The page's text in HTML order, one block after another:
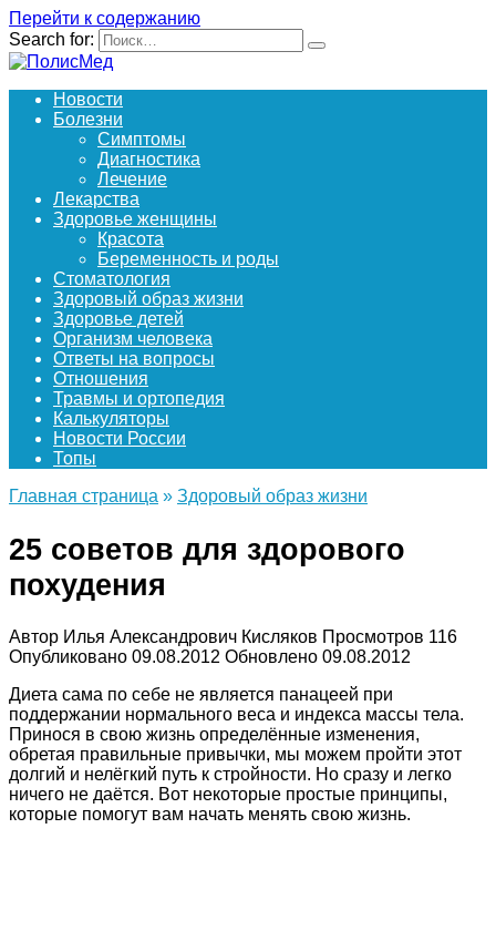
Перейти к содержанию
Search for:
Новости
Болезни
Симптомы
Диагностика
Лечение
Лекарства
Здоровье женщины
Красота
Беременность и роды
Стоматология
Здоровый образ жизни
Здоровье детей
Организм человека
Ответы на вопросы
Отношения
Травмы и ортопедия
Калькуляторы
Новости России
Топы
Главная страница » Здоровый образ жизни
25 советов для здорового
похудения
Автор Илья Александрович Кисляков Просмотров 116
Опубликовано 09.08.2012 Обновлено 09.08.2012
Диета сама по себе не является панацеей при
поддержании нормального веса и индекса массы тела.
Принося в свою жизнь определённые изменения,
обретая правильные привычки, мы можем пройти этот
долгий и нелёгкий путь к стройности. Но сразу и легко
ничего не даётся. Вот некоторые простые принципы,
которые помогут вам начать менять свою жизнь.